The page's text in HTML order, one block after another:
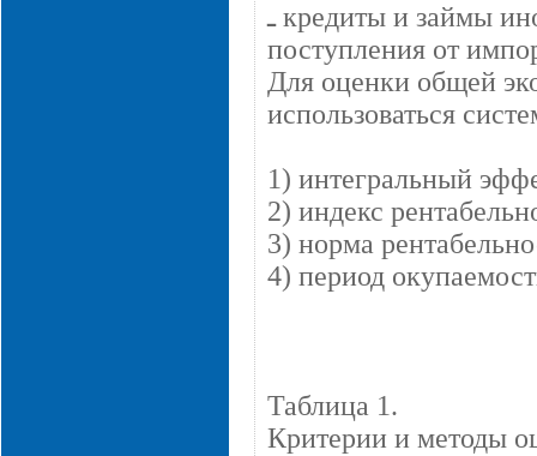
ـ кредиты и займы иностранных государств, банков и фирм,
поступления от
Для оценки общей
использоваться
1) интегральный
2) индекс
3) норма
4) период
Таблица 1.
Критерии и методы